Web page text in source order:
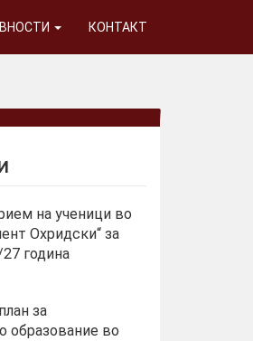
КОНТАКТ
на ученици во
Охридски“ за
година
за
образование во